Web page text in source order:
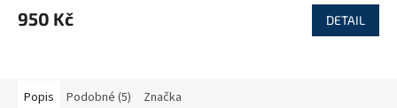
950 Kč DETAIL
Popis Podobné (5) Značka